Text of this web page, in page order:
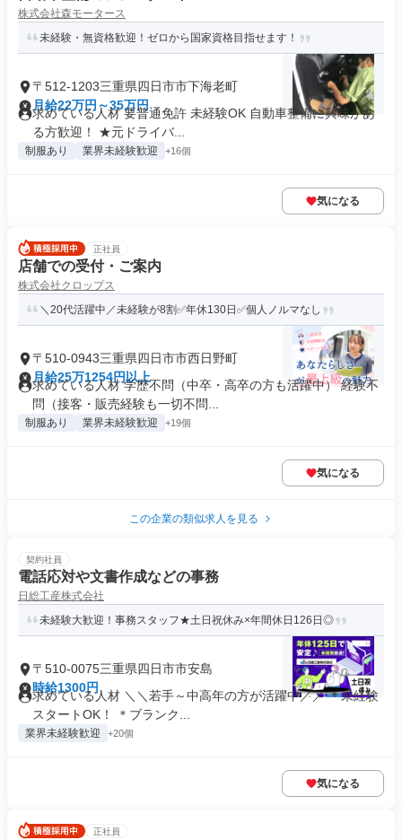
株式会社森モータース
未経験・無資格歓迎！ゼロから国家資格目指せます！
〒512-1203三重県四日市市下海老町
月給22万円～35万円
求めている人材 要普通免許 未経験OK 自動車整備に興味があ
る方歓迎！ ★元ドライバ...
制服あり 業界未経験歓迎 +16個
気になる
正社員
店舗での受付・ご案内
株式会社クロップス
＼20代活躍中／未経験が8割✅年休130日✅個人ノルマなし
〒510-0943三重県四日市市西日野町
月給25万1254円以上
求めている人材 学歴不問（中卒・高卒の方も活躍中） 経験不
問（接客・販売経験も一切不問...
制服あり 業界未経験歓迎 +19個
気になる
この企業の類似求人を見る
契約社員
電話応対や文書作成などの事務
日総工産株式会社
未経験大歓迎！事務スタッフ★土日祝休み×年間休日126日◎
〒510-0075三重県四日市市安島
時給1300円
求めている人材 ＼＼若手～中高年の方が活躍中／／ ＊未経験
スタートOK！ ＊ブランク...
業界未経験歓迎 +20個
気になる
正社員